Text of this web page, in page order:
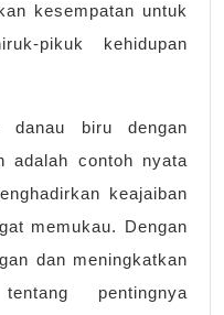
kesempatan untuk
pikuk kehidupan
danau biru dengan
adalah contoh nyata
keajaiban
memukau. Dengan
dan meningkatkan
pentingnya